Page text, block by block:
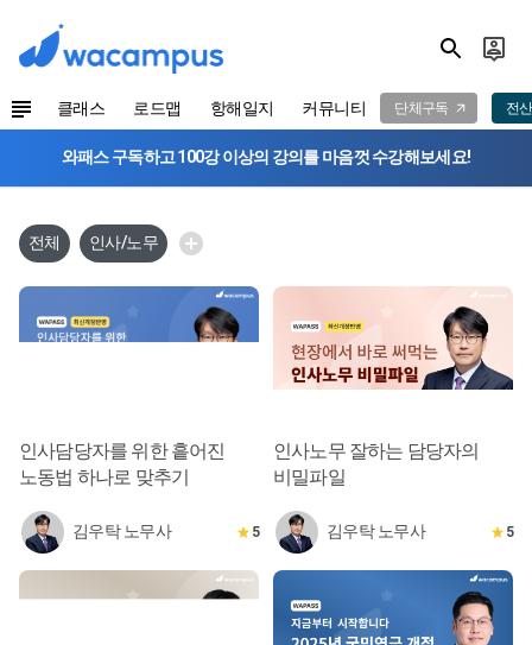
클래스 로드맵 항해일지 커뮤니티 단체구독 전
와패스 구독하고 100강 이상의 강의를 마음껏 수강해보세요!
전체 인사/노무
인사담당자를 위한 흩어진
노동법 하나로 맞추기
김우탁 노무사 5
인사노무 잘하는 담당자의
비밀파일
김우탁 노무사 5